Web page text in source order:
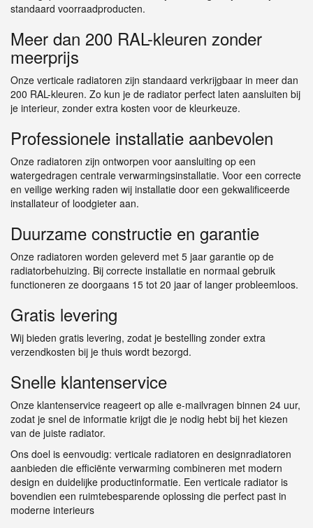
standaard voorraadproducten.
Meer dan 200 RAL-kleuren zonder
meerprijs
Onze verticale radiatoren zijn standaard verkrijgbaar in meer dan
200 RAL-kleuren. Zo kun je de radiator perfect laten aansluiten bij
je interieur, zonder extra kosten voor de kleurkeuze.
Professionele installatie aanbevolen
Onze radiatoren zijn ontworpen voor aansluiting op een
watergedragen centrale verwarmingsinstallatie. Voor een correcte
en veilige werking raden wij installatie door een gekwalificeerde
installateur of loodgieter aan.
Duurzame constructie en garantie
Onze radiatoren worden geleverd met 5 jaar garantie op de
radiatorbehuizing. Bij correcte installatie en normaal gebruik
functioneren ze doorgaans 15 tot 20 jaar of langer probleemloos.
Gratis levering
Wij bieden gratis levering, zodat je bestelling zonder extra
verzendkosten bij je thuis wordt bezorgd.
Snelle klantenservice
Onze klantenservice reageert op alle e-mailvragen binnen 24 uur,
zodat je snel de informatie krijgt die je nodig hebt bij het kiezen
van de juiste radiator.
Ons doel is eenvoudig: verticale radiatoren en designradiatoren
aanbieden die efficiënte verwarming combineren met modern
design en duidelijke productinformatie. Een verticale radiator is
bovendien een ruimtebesparende oplossing die perfect past in
moderne interieurs